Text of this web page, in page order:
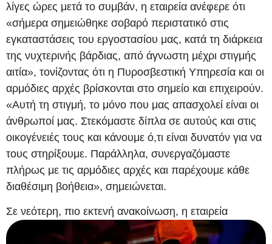
λίγες ώρες μετά το συμβάν, η εταιρεία ανέφερε ότι
«σήμερα σημειώθηκε σοβαρό περιστατικό στις
εγκαταστάσεις του εργοστασίου μας, κατά τη διάρκεια
της νυχτερινής βάρδιας, από άγνωστη μέχρι στιγμής
αιτία», τονίζοντας ότι η Πυροσβεστική Υπηρεσία και οι
αρμόδιες αρχές βρίσκονται στο σημείο και επιχειρούν.
«Αυτή τη στιγμή, το μόνο που μας απασχολεί είναι οι
άνθρωποί μας. Στεκόμαστε δίπλα σε αυτούς και στις
οικογένειές τους και κάνουμε ό,τι είναι δυνατόν για να
τους στηρίξουμε. Παράλληλα, συνεργαζόμαστε
πλήρως με τις αρμόδιες αρχές και παρέχουμε κάθε
διαθέσιμη βοήθεια», σημειώνεται.
Σε νεότερη, πιο εκτενή ανακοίνωση, η εταιρεία